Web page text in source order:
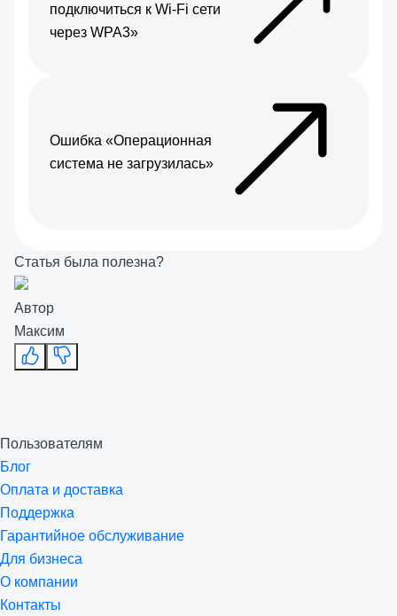
подключиться к Wi-Fi сети
через WPA3»
Ошибка «Операционная
система не загрузилась»
Статья была полезна?
Автор
Максим
Пользователям
Блог
Оплата и доставка
Поддержка
Гарантийное обслуживание
Для бизнеса
О компании
Контакты